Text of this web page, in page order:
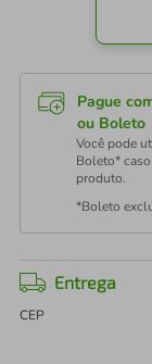
Pague
ou Boleto
Você pode
Boleto*
produto.
*Boleto
Entrega
CEP